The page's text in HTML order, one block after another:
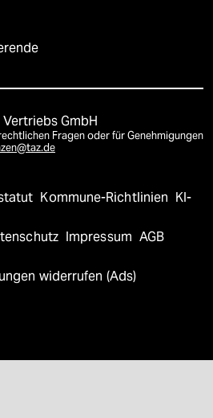
GmbH
Fragen oder für Genehmigungen
Kommune-Richtlinien KI-
Impressum AGB
widerrufen (Ads)